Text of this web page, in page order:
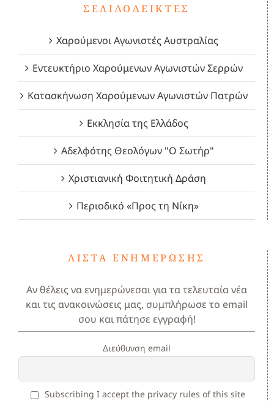
ΣΕΛΙΔΟΔΕΊΚΤΕΣ
Χαρούμενοι Αγωνιστές Αυστραλίας
Εντευκτήριο Χαρούμενων Αγωνιστών Σερρών
Κατασκήνωση Χαρούμενων Αγωνιστών Πατρών
Εκκλησία της Ελλάδος
Αδελφότης Θεολόγων "Ο Σωτήρ"
Χριστιανική Φοιτητική Δράση
Περιοδικό «Προς τη Νίκη»
ΛΊΣΤΑ ΕΝΗΜΈΡΩΣΗΣ
Αν θέλεις να ενημερώνεσαι για τα τελευταία νέα
και τις ανακοινώσεις μας, συμπλήρωσε το email
σου και πάτησε εγγραφή!
Διεύθυνση email
Subscribing I accept the privacy rules of this site